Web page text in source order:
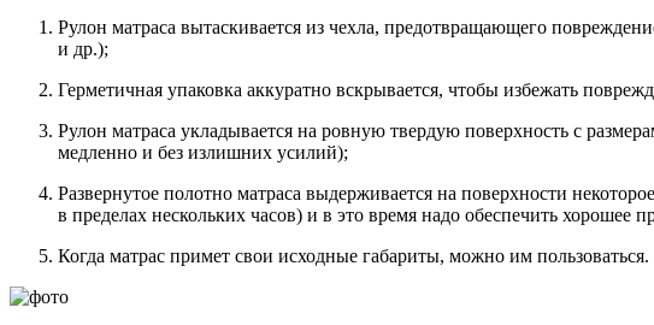
Рулон матраса вытаскивается из чехла, предотвращающего
и др.);
Герметичная упаковка аккуратно вскрывается, чтобы избежать
Рулон матраса укладывается на ровную твердую поверхность с
медленно и без излишних усилий);
Развернутое полотно матраса выдерживается на поверхности
в пределах нескольких часов) и в это время надо обеспечить хорошее
Когда матрас примет свои исходные габариты, можно им пользоваться.